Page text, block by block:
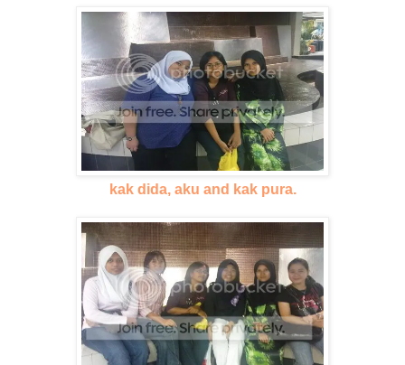
kak dida, aku and kak pura.